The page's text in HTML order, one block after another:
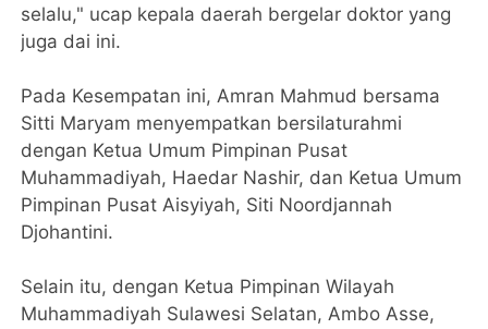
selalu," ucap kepala daerah bergelar doktor yang
juga dai ini.
Pada Kesempatan ini, Amran Mahmud bersama
Sitti Maryam menyempatkan bersilaturahmi
dengan Ketua Umum Pimpinan Pusat
Muhammadiyah, Haedar Nashir, dan Ketua Umum
Pimpinan Pusat Aisyiyah, Siti Noordjannah
Djohantini.
Selain itu, dengan Ketua Pimpinan Wilayah
Muhammadiyah Sulawesi Selatan, Ambo Asse,